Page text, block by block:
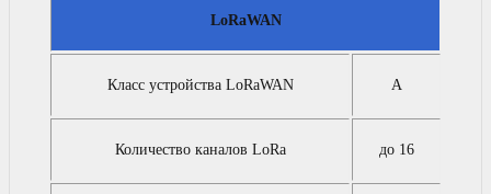
LoRaWAN
Класс устройства LoRaWAN А
Количество каналов LoRa до 16